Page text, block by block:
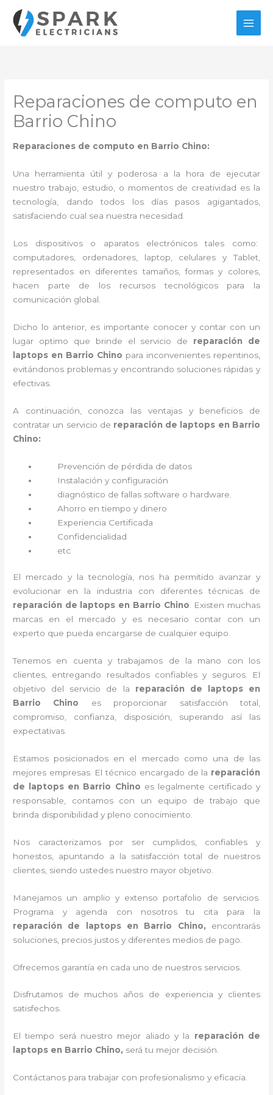
contenido
Reparaciones de computo en
Barrio Chino
Reparaciones de computo en Barrio Chino:
Una herramienta útil y poderosa a la hora de ejecutar
nuestro trabajo, estudio, o momentos de creatividad es la
tecnología, dando todos los días pasos agigantados,
satisfaciendo cual sea nuestra necesidad.
Los dispositivos o aparatos electrónicos tales como:
computadores, ordenadores, laptop, celulares y Tablet,
representados en diferentes tamaños, formas y colores,
hacen parte de los recursos tecnológicos para la
comunicación global.
Dicho lo anterior, es importante conocer y contar con un
lugar optimo que brinde el servicio de reparación de
laptops en Barrio Chino para inconvenientes repentinos,
evitándonos problemas y encontrando soluciones rápidas y
efectivas.
A continuación, conozca las ventajas y beneficios de
contratar un servicio de reparación de laptops en Barrio
Chino:
Prevención de pérdida de datos
Instalación y configuración
diagnóstico de fallas software o hardware
Ahorro en tiempo y dinero
Experiencia Certificada
Confidencialidad
etc
El mercado y la tecnología, nos ha permitido avanzar y
evolucionar en la industria con diferentes técnicas de
reparación de laptops en Barrio Chino . Existen muchas
marcas en el mercado y es necesario contar con un
experto que pueda encargarse de cualquier equipo.
Tenemos en cuenta y trabajamos de la mano con los
clientes, entregando resultados confiables y seguros. El
objetivo del servicio de la reparación de laptops en
Barrio Chino es proporcionar satisfacción total,
compromiso, confianza, disposición, superando así las
expectativas.
Estamos posicionados en el mercado como una de las
mejores empresas. El técnico encargado de la reparación
de laptops en Barrio Chino es legalmente certificado y
responsable, contamos con un equipo de trabajo que
brinda disponibilidad y pleno conocimiento.
Nos caracterizamos por ser cumplidos, confiables y
honestos, apuntando a la satisfacción total de nuestros
clientes, siendo ustedes nuestro mayor objetivo.
Manejamos un amplio y extenso portafolio de servicios.
Programa y agenda con nosotros tu cita para la
reparación de laptops en Barrio Chino, encontrarás
soluciones, precios justos y diferentes medios de pago.
Ofrecemos garantía en cada uno de nuestros servicios.
Disfrutamos de muchos años de experiencia y clientes
satisfechos.
El tiempo será nuestro mejor aliado y la reparación de
laptops en Barrio Chino, será tu mejor decisión.
Contáctanos para trabajar con profesionalismo y eficacia.